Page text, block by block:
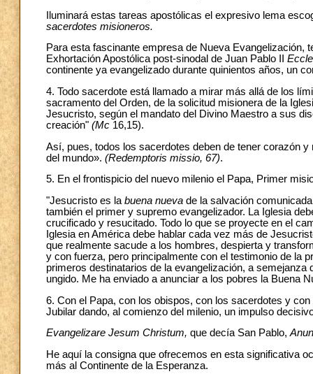
Iluminará estas tareas apostólicas el expresivo lema
sacerdotes misioneros.
Para esta fascinante empresa de Nueva Evangelización,
Exhortación Apostólica post-sinodal de Juan Pablo II
continente ya evangelizado durante quinientos años, un
4. Todo sacerdote está llamado a mirar más allá de los
sacramento del Orden, de la solicitud misionera de la
Jesucristo, según el mandato del Divino Maestro a sus
creación" (Mc 16,15).
Así, pues, todos los sacerdotes deben de tener corazón
del mundo». (Redemptoris missio, 67).
5. En el frontispicio del nuevo milenio el Papa, Primer
"Jesucristo es la buena nueva de la salvación
también el primer y supremo evangelizador. La Iglesia
crucificado y resucitado. Todo lo que se proyecte en el
Iglesia en América debe hablar cada vez más de
que realmente sacude a los hombres, despierta y
y con fuerza, pero principalmente con el testimonio de la
primeros destinatarios de la evangelización, a
ungido. Me ha enviado a anunciar a los pobres la Buena
6. Con el Papa, con los obispos, con los sacerdotes y
Jubilar dando, al comienzo del milenio, un impulso
Evangelizare Jesum Christum, que decía San Pablo,
He aquí la consigna que ofrecemos en esta significativa
más al Continente de la Esperanza.